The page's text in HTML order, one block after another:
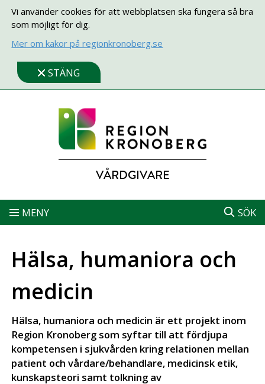
Vi använder cookies för att webbplatsen ska fungera så bra
som möjligt för dig.
Mer om kakor på regionkronoberg.se
STÄNG
VÅRDGIVARE
MENY SÖK
Hälsa, humaniora och
medicin
Hälsa, humaniora och medicin är ett projekt inom
Region Kronoberg som syftar till att fördjupa
kompetensen i sjukvården kring relationen mellan
patient och vårdare/behandlare, medicinsk etik,
kunskapsteori samt tolkning av